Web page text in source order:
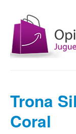
Trona
Coral